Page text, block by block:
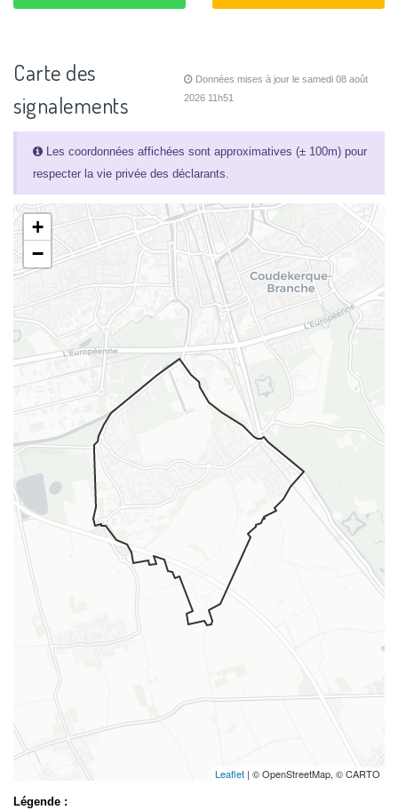
Carte des
signalements
Données mises à jour le samedi 08 août
2026 11h51
Les coordonnées affichées sont approximatives (± 100m) pour
respecter la vie privée des déclarants.
+
−
Leaflet | © OpenStreetMap, © CARTO
Légende :